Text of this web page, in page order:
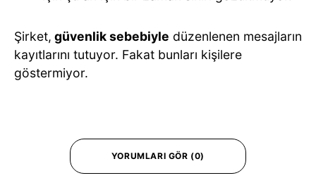
Şirket, güvenlik sebebiyle düzenlenen mesajların
kayıtlarını tutuyor. Fakat bunları kişilere
göstermiyor.
YORUMLARI GÖR (0)